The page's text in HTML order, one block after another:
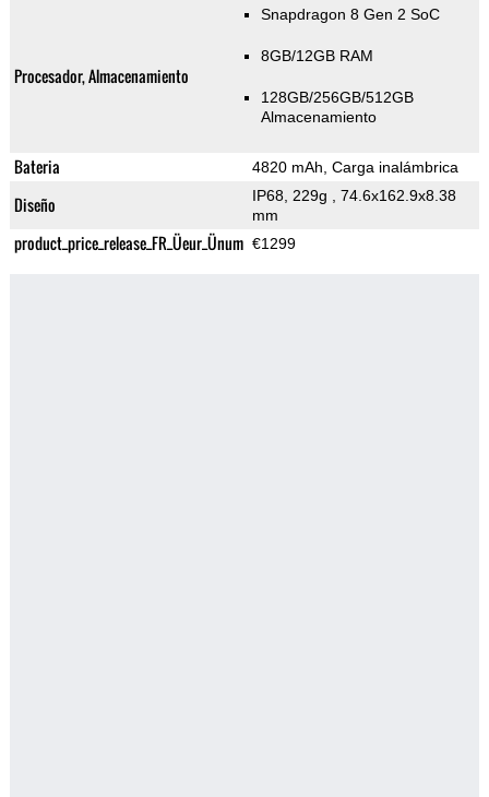
Procesador, Almacenamiento
Snapdragon 8 Gen 2 SoC
8GB/12GB RAM
128GB/256GB/512GB
Almacenamiento
Bateria 4820 mAh, Carga inalámbrica
Diseño IP68, 229g
, 74.6x162.9x8.38
mm
product_price_release_FR_Üeur_Ünum €1299